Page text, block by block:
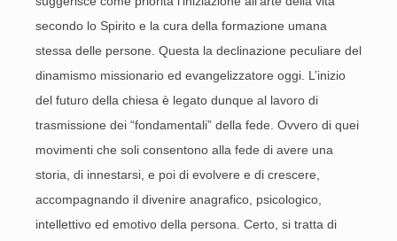
secondo lo Spirito e la cura della formazione umana
stessa delle persone. Questa la declinazione peculiare del
dinamismo missionario ed evangelizzatore oggi. L’inizio
del futuro della chiesa è legato dunque al lavoro di
trasmissione dei “fondamentali” della fede. Ovvero di quei
movimenti che soli consentono alla fede di avere una
storia, di innestarsi, e poi di evolvere e di crescere,
accompagnando il divenire anagrafico, psicologico,
intellettivo ed emotivo della persona. Certo, si tratta di